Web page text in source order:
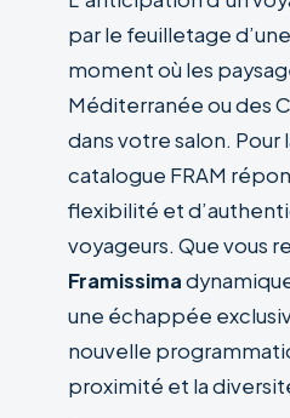
par le feuilletage
moment où les
Méditerranée ou des
dans votre salon. Pour
catalogue FRAM
flexibilité et
voyageurs. Que vous
Framissima
une échappée
nouvelle
proximité et la